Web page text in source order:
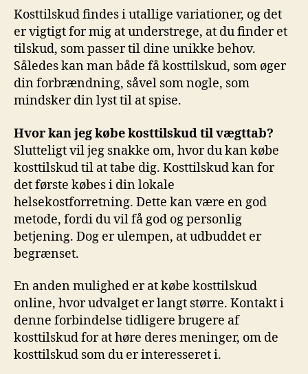
Kosttilskud findes i utallige variationer, og det
er vigtigt for mig at understrege, at du finder et
tilskud, som passer til dine unikke behov.
Således kan man både få kosttilskud, som øger
din forbrændning, såvel som nogle, som
mindsker din lyst til at spise.
Hvor kan jeg købe kosttilskud til vægttab?
Slutteligt vil jeg snakke om, hvor du kan købe
kosttilskud til at tabe dig. Kosttilskud kan for
det første købes i din lokale
helsekostforretning. Dette kan være en god
metode, fordi du vil få god og personlig
betjening. Dog er ulempen, at udbuddet er
begrænset.
En anden mulighed er at købe kosttilskud
online, hvor udvalget er langt større. Kontakt i
denne forbindelse tidligere brugere af
kosttilskud for at høre deres meninger, om de
kosttilskud som du er interesseret i.